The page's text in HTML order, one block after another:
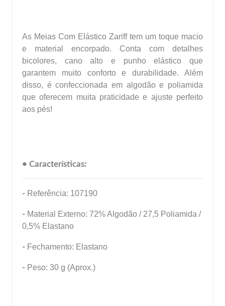
As Meias Com Elástico Zariff tem um toque macio
e material encorpado. Conta com detalhes
bicolores, cano alto e punho elástico que
garantem muito conforto e durabilidade. Além
disso, é confeccionada em algodão e poliamida
que oferecem muita praticidade e ajuste perfeito
aos pés!
• Características:
- Referência: 107190
- Material Externo: 72% Algodão / 27,5 Poliamida /
0,5% Elastano
- Fechamento: Elastano
- Peso: 30 g (Aprox.)